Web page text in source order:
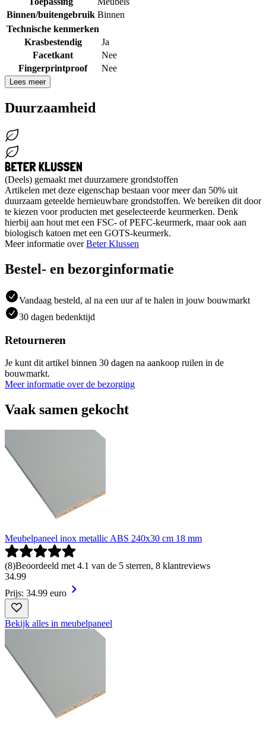
Binnen/buitengebruik Binnen
Technische kenmerken
Krasbestendig
Ja
Facetkant
Nee
Fingerprintproof
Nee
Lees meer
Duurzaamheid
(Deels) gemaakt met duurzamere grondstoffen
Artikelen met deze eigenschap bestaan voor meer dan 50% uit
duurzaam geteelde hernieuwbare grondstoffen. We bereiken dit door
te kiezen voor producten met geselecteerde keurmerken. Denk
hierbij aan hout met een FSC- of PEFC-keurmerk, maar ook aan
biologisch katoen met een GOTS-keurmerk.
Meer informatie overBeter Klussen
Bestel- en bezorginformatie
Vandaag besteld, al na een uur af te halen in jouw bouwmarkt
30 dagen bedenktijd
Retourneren
Je kunt dit artikel binnen 30 dagen na aankoop ruilen in de
bouwmarkt.
Meer informatie over de bezorging
Vaak samen gekocht
Meubelpaneel inox metallic ABS 240x30 cm 18 mm
(8)Beoordeeld met 4.1 van de 5 sterren, 8 klantreviews
34.99
Prijs: 34.99 euro
Bekijk alles in meubelpaneel